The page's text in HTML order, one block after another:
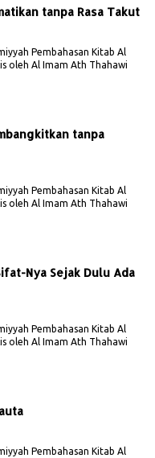
tanpa Rasa Takut
Pembahasan Kitab Al
oleh Al Imam Ath Thahawi
tanpa
Pembahasan Kitab Al
oleh Al Imam Ath Thahawi
Nya Sejak Dulu Ada
Pembahasan Kitab Al
oleh Al Imam Ath Thahawi
Pembahasan Kitab Al